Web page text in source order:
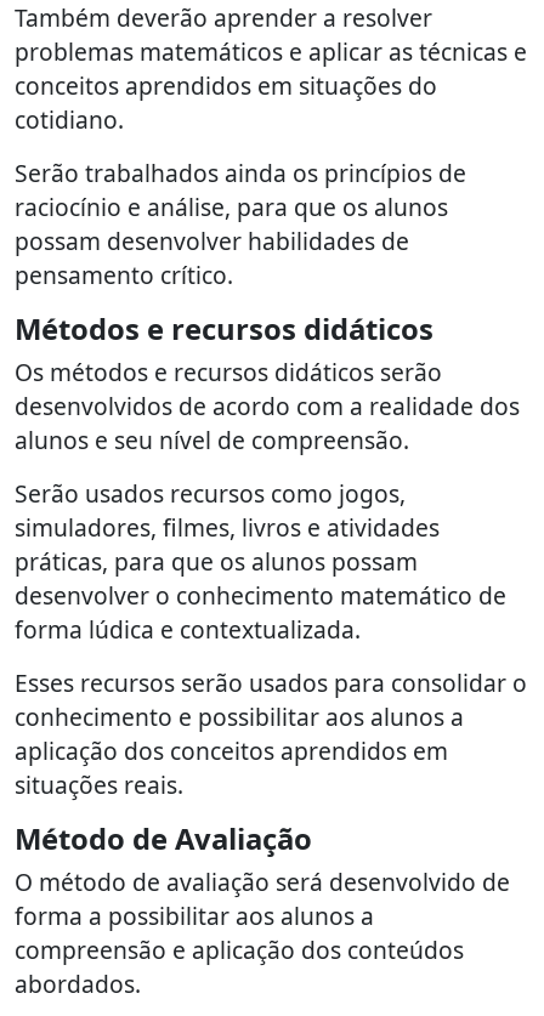
Também deverão aprender a resolver
problemas matemáticos e aplicar as técnicas e
conceitos aprendidos em situações do
cotidiano.
Serão trabalhados ainda os princípios de
raciocínio e análise, para que os alunos
possam desenvolver habilidades de
pensamento crítico.
Métodos e recursos didáticos
Os métodos e recursos didáticos serão
desenvolvidos de acordo com a realidade dos
alunos e seu nível de compreensão.
Serão usados recursos como jogos,
simuladores, filmes, livros e atividades
práticas, para que os alunos possam
desenvolver o conhecimento matemático de
forma lúdica e contextualizada.
Esses recursos serão usados para consolidar o
conhecimento e possibilitar aos alunos a
aplicação dos conceitos aprendidos em
situações reais.
Método de Avaliação
O método de avaliação será desenvolvido de
forma a possibilitar aos alunos a
compreensão e aplicação dos conteúdos
abordados.